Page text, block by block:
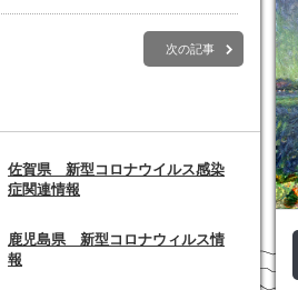
次の記事
佐賀県 新型コロナウイルス感染
症関連情報
鹿児島県 新型コロナウィルス情
報